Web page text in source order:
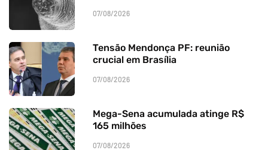
07/08/2026
Tensão Mendonça PF: reunião
crucial em Brasília
07/08/2026
Mega-Sena acumulada atinge R$
165 milhões
07/08/2026